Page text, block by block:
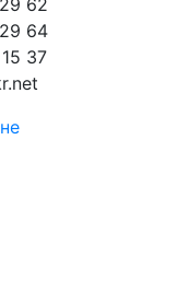
62
64
37